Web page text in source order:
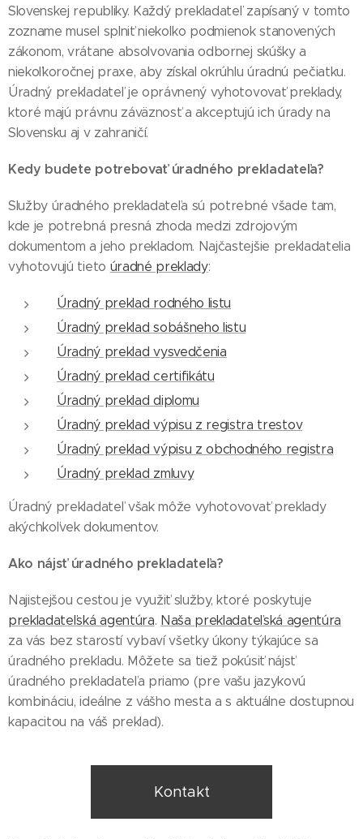
Slovenskej republiky. Každý prekladateľ zapísaný v tomto
zozname musel splniť niekoľko podmienok stanovených
zákonom, vrátane absolvovania odbornej skúšky a
niekoľkoročnej praxe, aby získal okrúhlu úradnú pečiatku.
Úradný prekladateľ je oprávnený vyhotovovať preklady,
ktoré majú právnu záväznosť a akceptujú ich úrady na
Slovensku aj v zahraničí.
Kedy budete potrebovať úradného prekladateľa?
Služby úradného prekladateľa sú potrebné všade tam,
kde je potrebná presná zhoda medzi zdrojovým
dokumentom a jeho prekladom. Najčastejšie prekladatelia
vyhotovujú tieto úradné preklady:
Úradný preklad rodného listu
Úradný preklad sobášneho listu
Úradný preklad vysvedčenia
Úradný preklad certifikátu
Úradný preklad diplomu
Úradný preklad výpisu z registra trestov
Úradný preklad výpisu z obchodného registra
Úradný preklad zmluvy
Úradný prekladateľ však môže vyhotovovať preklady
akýchkoľvek dokumentov.
Ako nájsť úradného prekladateľa?
Najistejšou cestou je využiť služby, ktoré poskytuje
prekladateľská agentúra. Naša prekladateľská agentúra
za vás bez starostí vybaví všetky úkony týkajúce sa
úradného prekladu. Môžete sa tiež pokúsiť nájsť
úradného prekladateľa priamo (pre vašu jazykovú
kombináciu, ideálne z vášho mesta a s aktuálne dostupnou
kapacitou na váš preklad).
Kontakt